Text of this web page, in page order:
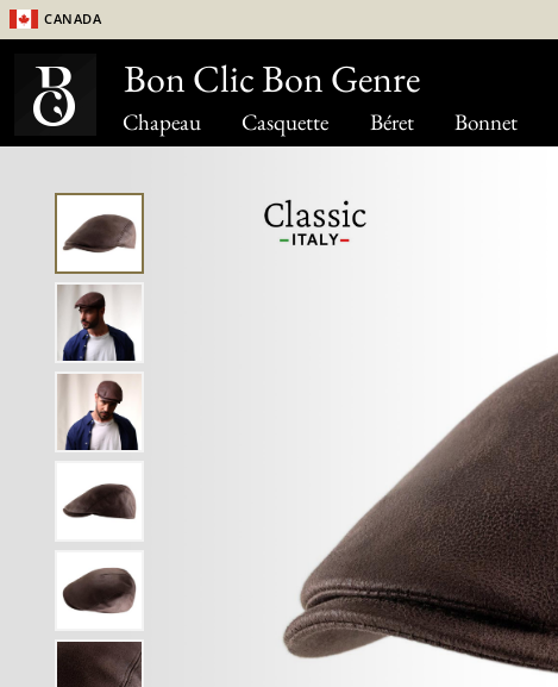
Chapeau Casquette Béret Bonnet
Canada
Bon Clic Bon Genre